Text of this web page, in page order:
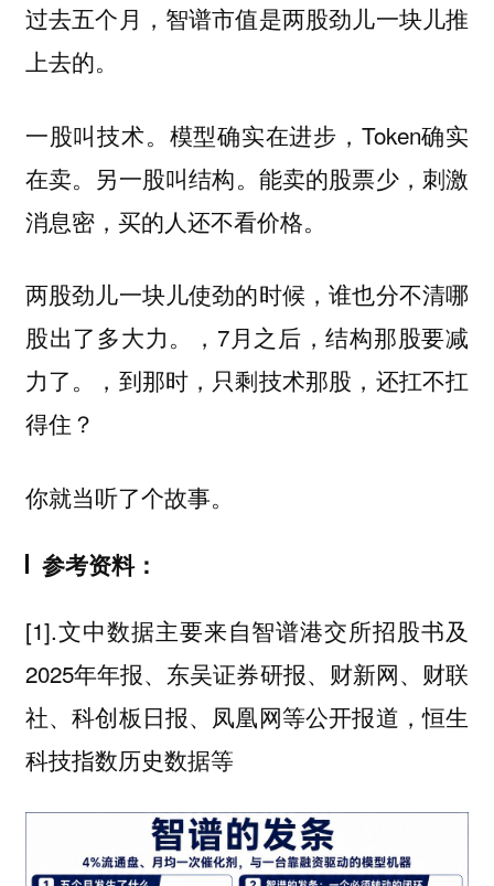
过去五个月，智谱市值是两股劲儿一块儿推
上去的。
一股叫技术。 模型确实在进步，Token确实
在卖。 另一股叫结构。 能卖的股票少，刺激
消息密，买的人还不看价格。
两股劲儿一块儿使劲的时候，谁也分不清哪
股出了多大力。，7月之后，结构那股要减
力了。，到那时，只剩技术那股，还扛不扛
得住？
你就当听了个故事。
参考资料：
[1].文中数据主要来自智谱港交所招股书及
2025年年报、东吴证券研报、财新网、财联
社、科创板日报、凤凰网等公开报道，恒生
科技指数历史数据等